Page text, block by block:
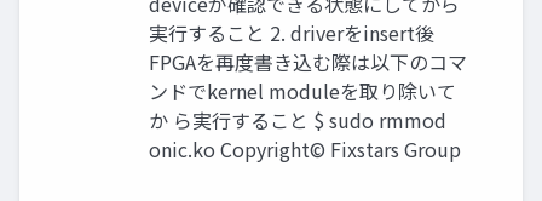
実行すること 2. driverをinsert後
FPGAを再度書き込む際は以下のコマ
ンドでkernel moduleを取り除いて
か ら実行すること $ sudo rmmod
onic.ko Copyright© Fixstars Group